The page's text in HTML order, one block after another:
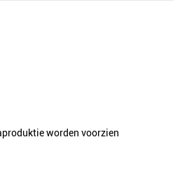
worden voorzien